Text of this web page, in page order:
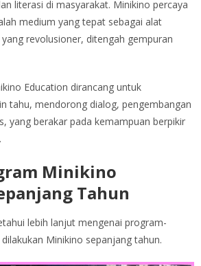
literasi di masyarakat. Minikino percaya
medium yang tepat sebagai alat
revolusioner, ditengah gempuran
Education dirancang untuk
tahu, mendorong dialog, pengembangan
yang berakar pada kemampuan berpikir
Minikino
Tahun
lebih lanjut mengenai program-
Minikino sepanjang tahun.